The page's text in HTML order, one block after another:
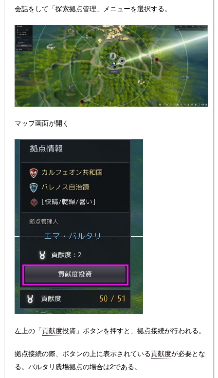
会話をして「探索拠点管理」メニューを選択する。
マップ画面が開く
左上の「貢献度投資」ボタンを押すと、拠点接続が行われる。
拠点接続の際、ボタンの上に表示されている貢献度が必要とな
る。バルタリ農場拠点の場合は2である。